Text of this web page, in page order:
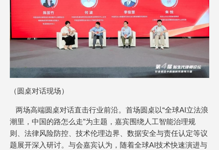
（圆桌对话现场）
两场高端圆桌对话直击行业前沿。首场圆桌以“全球AI立法浪
潮里，中国的路怎么走”为主题，嘉宾围绕人工智能治理规
则、法律风险防控、技术伦理边界、数据安全与责任认定等议
题展开深入研讨。与会嘉宾认为，随着全球AI技术快速演进与